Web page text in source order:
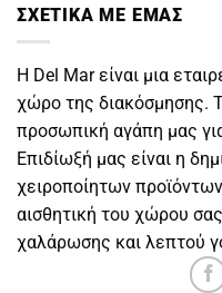
ΣΧΕΤΙΚΑ ΜΕ ΕΜΑΣ
Η Del Mar είναι μια
χώρο της διακόσμησης.
προσωπική αγάπη μας
Επιδίωξή μας είναι η
χειροποίητων
αισθητική του χώρου
χαλάρωσης και λεπτού